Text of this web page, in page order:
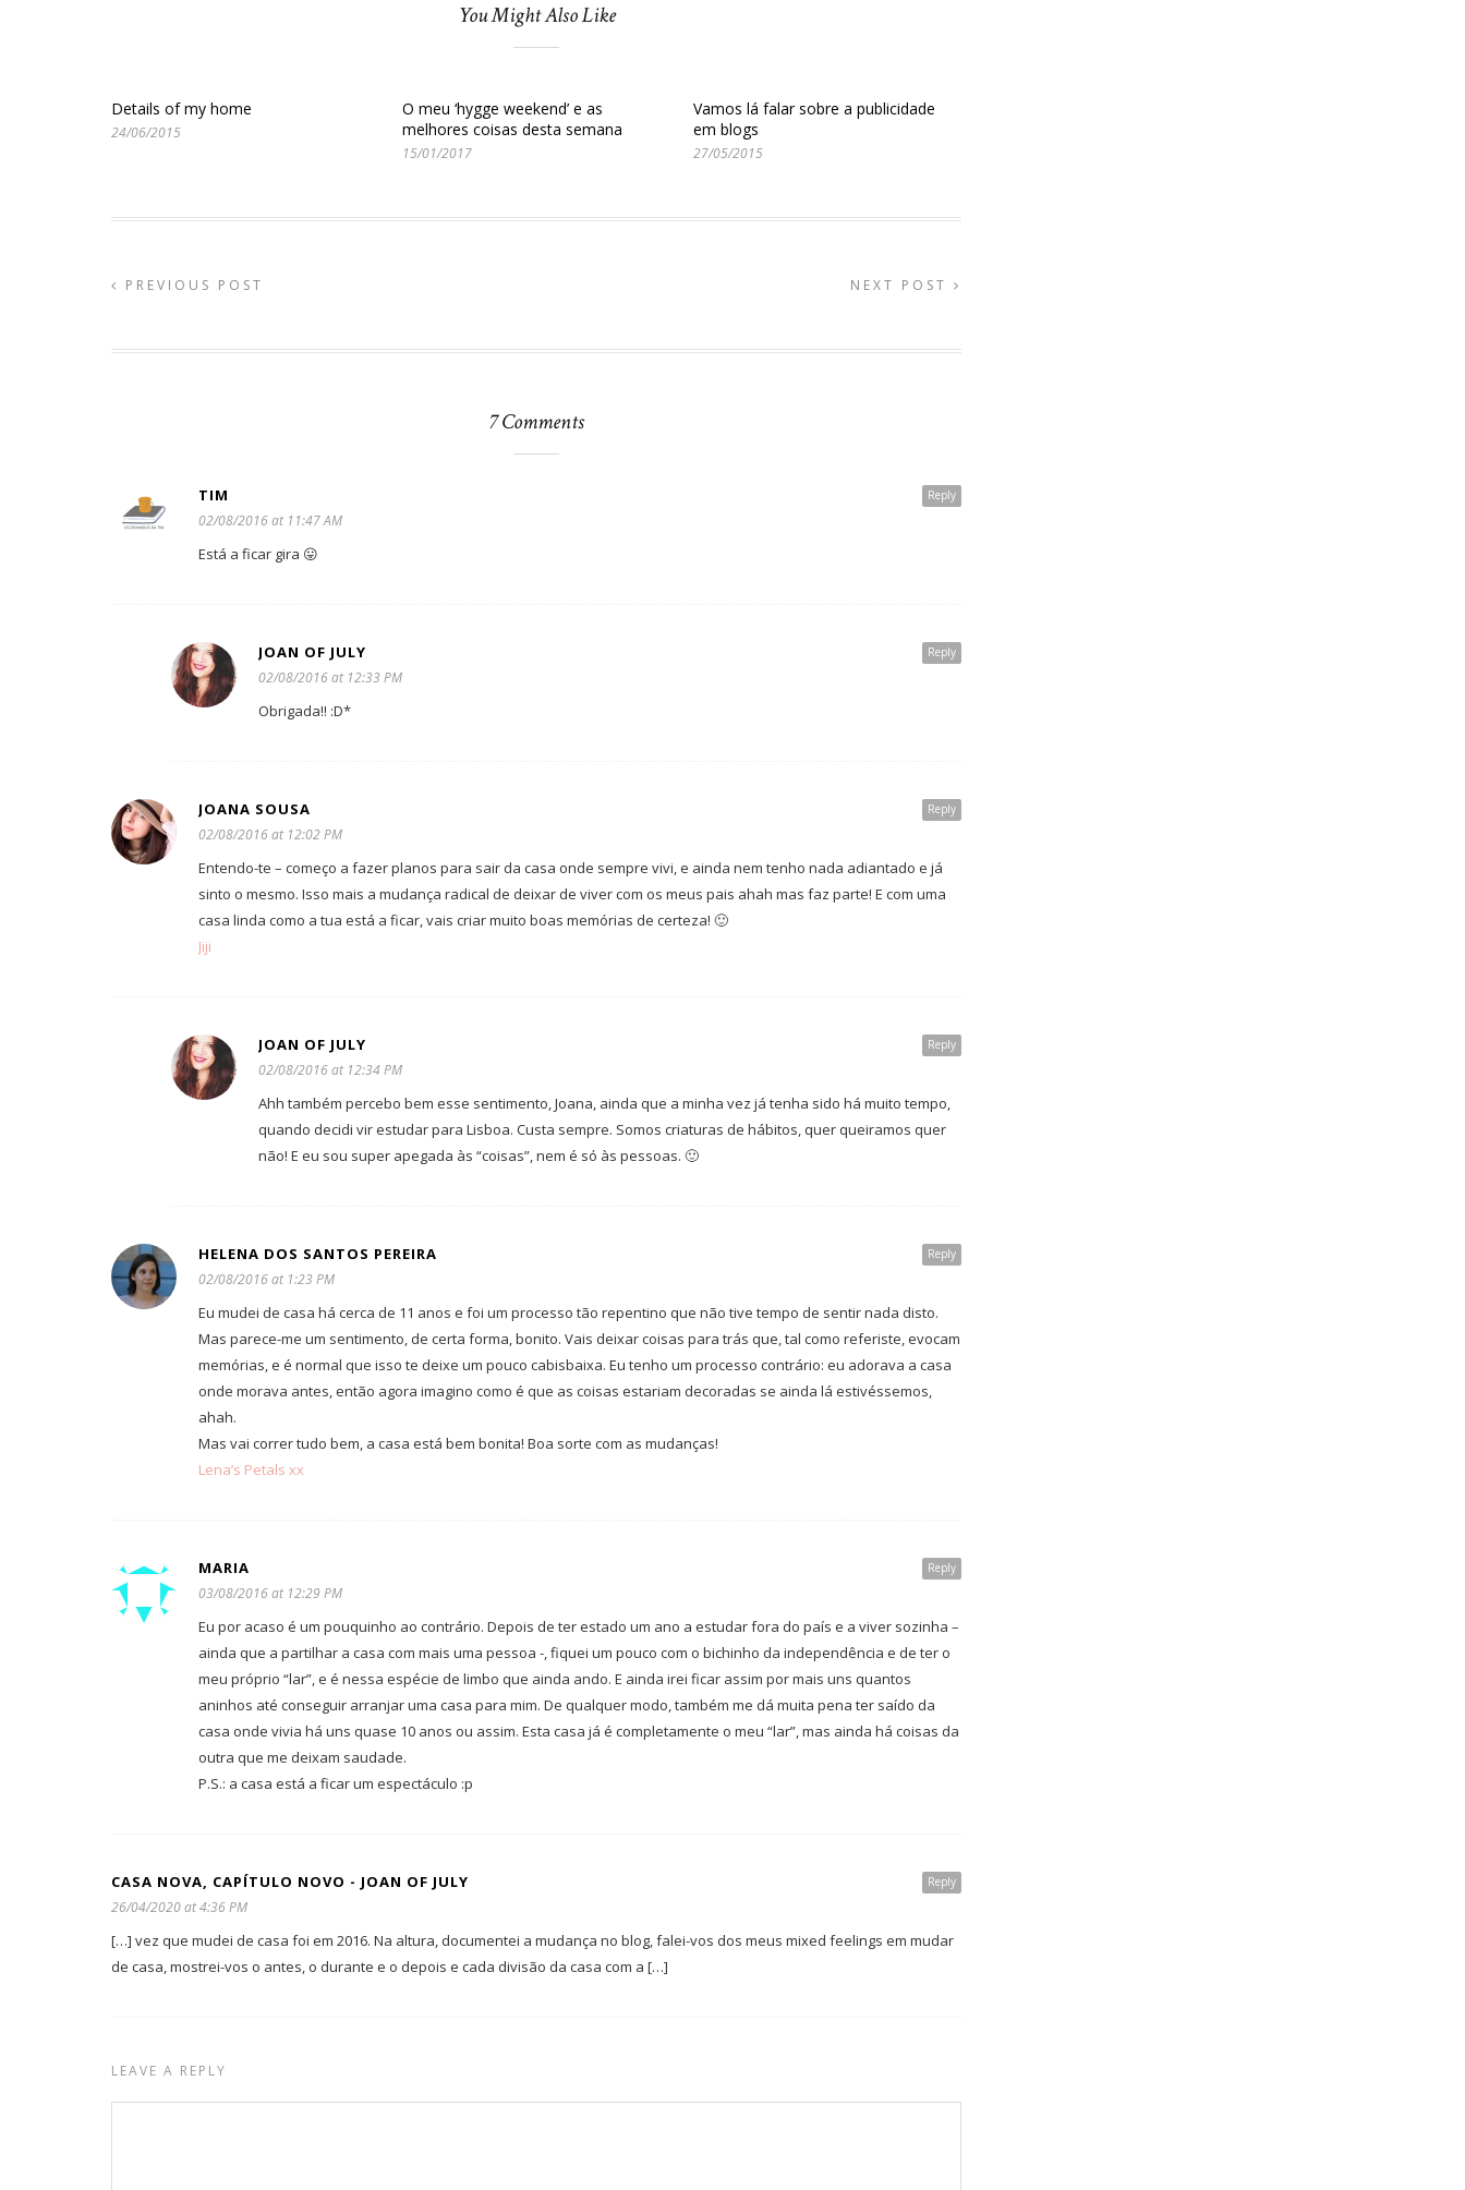
You Might Also Like
Details of my home
24/06/2015
O meu ‘hygge weekend’ e as
melhores coisas desta semana
15/01/2017
Vamos lá falar sobre a publicidade
em blogs
27/05/2015
PREVIOUS POST NEXT POST
7 Comments
Reply
TIM
02/08/2016 at 11:47 AM
Está a ficar gira 😛
Reply
JOAN OF JULY
02/08/2016 at 12:33 PM
Obrigada!! :D*
Reply
JOANA SOUSA
02/08/2016 at 12:02 PM
Entendo-te – começo a fazer planos para sair da casa onde sempre vivi, e ainda nem tenho nada adiantado e já
sinto o mesmo. Isso mais a mudança radical de deixar de viver com os meus pais ahah mas faz parte! E com uma
casa linda como a tua está a ficar, vais criar muito boas memórias de certeza! 🙂
Jiji
Reply
JOAN OF JULY
02/08/2016 at 12:34 PM
Ahh também percebo bem esse sentimento, Joana, ainda que a minha vez já tenha sido há muito tempo,
quando decidi vir estudar para Lisboa. Custa sempre. Somos criaturas de hábitos, quer queiramos quer
não! E eu sou super apegada às “coisas”, nem é só às pessoas. 🙂
Reply
HELENA DOS SANTOS PEREIRA
02/08/2016 at 1:23 PM
Eu mudei de casa há cerca de 11 anos e foi um processo tão repentino que não tive tempo de sentir nada disto.
Mas parece-me um sentimento, de certa forma, bonito. Vais deixar coisas para trás que, tal como referiste, evocam
memórias, e é normal que isso te deixe um pouco cabisbaixa. Eu tenho um processo contrário: eu adorava a casa
onde morava antes, então agora imagino como é que as coisas estariam decoradas se ainda lá estivéssemos,
ahah.
Mas vai correr tudo bem, a casa está bem bonita! Boa sorte com as mudanças!
Lena’s Petals xx
Reply
MARIA
03/08/2016 at 12:29 PM
Eu por acaso é um pouquinho ao contrário. Depois de ter estado um ano a estudar fora do país e a viver sozinha –
ainda que a partilhar a casa com mais uma pessoa -, fiquei um pouco com o bichinho da independência e de ter o
meu próprio “lar”, e é nessa espécie de limbo que ainda ando. E ainda irei ficar assim por mais uns quantos
aninhos até conseguir arranjar uma casa para mim. De qualquer modo, também me dá muita pena ter saído da
casa onde vivia há uns quase 10 anos ou assim. Esta casa já é completamente o meu “lar”, mas ainda há coisas da
outra que me deixam saudade.
P.S.: a casa está a ficar um espectáculo :p
Reply
CASA NOVA, CAPÍTULO NOVO - JOAN OF JULY
26/04/2020 at 4:36 PM
[…] vez que mudei de casa foi em 2016. Na altura, documentei a mudança no blog, falei-vos dos meus mixed feelings em mudar
de casa, mostrei-vos o antes, o durante e o depois e cada divisão da casa com a […]
LEAVE A REPLY